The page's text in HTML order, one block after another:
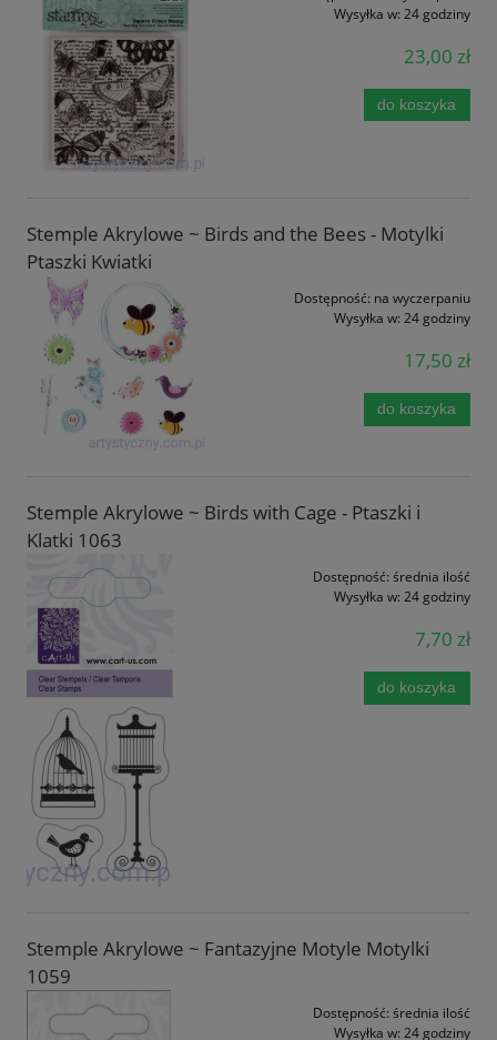
Wysyłka w: 24 godziny
23,00 zł
do koszyka
Stemple Akrylowe ~ Birds and the Bees - Motylki
Ptaszki Kwiatki
Dostępność: na wyczerpaniu
Wysyłka w: 24 godziny
17,50 zł
do koszyka
Stemple Akrylowe ~ Birds with Cage - Ptaszki i
Klatki 1063
Dostępność: średnia ilość
Wysyłka w: 24 godziny
7,70 zł
do koszyka
Stemple Akrylowe ~ Fantazyjne Motyle Motylki
1059
Dostępność: średnia ilość
Wysyłka w: 24 godziny